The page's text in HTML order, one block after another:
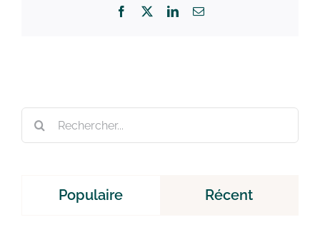
Facebook LinkedInEmail
Populaire Récent